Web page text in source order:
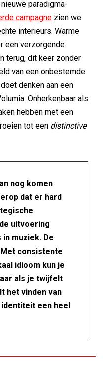
paradigma-
campagne zien we
interieurs. Warme
een verzorgende
terug, dit keer zonder
van een onbestemde
denken aan een
Onherkenbaar als
hebben met een
tot een distinctive
nog komen
dat er hard
uitvoering
muziek. De
consistente
idioom kun je
als je twijfelt
het vinden van
identiteit een heel